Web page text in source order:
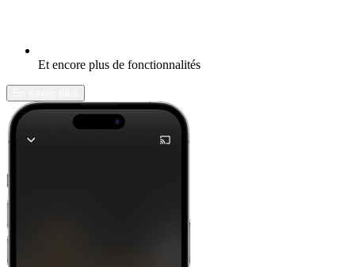
Et encore plus de fonctionnalités